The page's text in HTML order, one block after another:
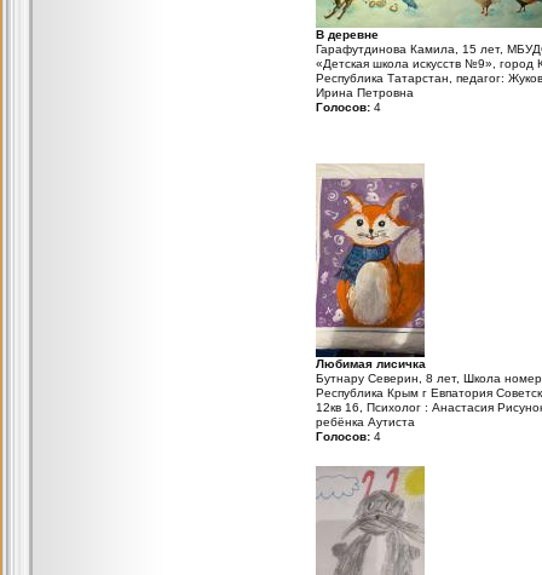
В деревне
Гарафутдинова Камила, 15 лет,
«Детская школа искусств №9», город
Республика Татарстан, педагог:
Ирина Петровна
Голосов: 4
Любимая лисичка
Бутнару Северин, 8 лет, Школа
Республика Крым г Евпатория
12кв 16, Психолог : Анастасия
ребёнка Аутиста
Голосов: 4